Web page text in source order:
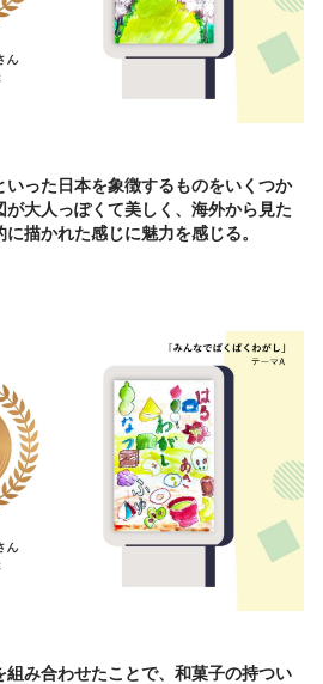
った日本を象徴するものをいくつか
大人っぽくて美しく、海外から見た
描かれた感じに魅力を感じる。
み合わせたことで、和菓子の持つい